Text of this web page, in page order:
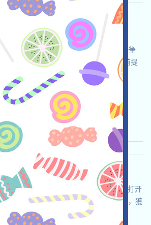
VeCATX 语言：
正在空投，如果您是DEFI的價值用戶，如
等，則可能可以領取一筆
！注：請自行儘調，確保並自負安全的前提
關交互！
需申请 ETH/ERC/EVM
23
程度:
2.8 查阅详情
ZYPHER 语言：
正在空投，這是一個AI和L3概念的項目，打开
，链接钱包，完成Galxe任務，組合NFT，獲
啓Mining，奪取預期的空投！